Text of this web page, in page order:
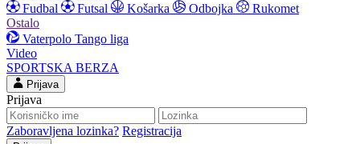
Fudbal
Futsal Košarka Odbojka
Rukomet
Ostalo
Vaterpolo Tango liga
Video
SPORTSKA BERZA
Prijava
Prijava
Zaboravljena lozinka? Registracija